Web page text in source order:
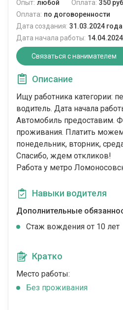
Опыт: любой Оплата: 350
Оплата: по договоренности
Дата создания: 31.03.2024 года
Дата начала работы: 14.04.2024
Связаться с нанимателем
Описание
Ищу работника категории:
водитель. Дата начала
Автомобиль предоставим.
проживания. Платить
понедельник, вторник,
Спасибо, ждем откликов!
Работа у метро
Навыки водителя
Дополнительные
Стаж вождения от 10 лет
Кратко
Место работы:
Без проживания